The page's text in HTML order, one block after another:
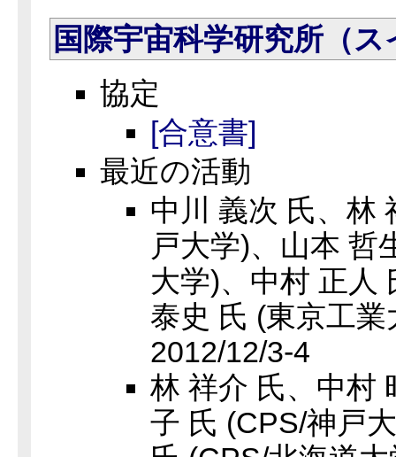
国際宇宙科学研究所（ス
協定
[合意書]
最近の活動
中川 義次 氏、林
戸大学)、山本 哲
大学)、中村 正人
泰史 氏 (東京工
2012/12/3-4
林 祥介 氏、中村
子 氏 (CPS/神戸